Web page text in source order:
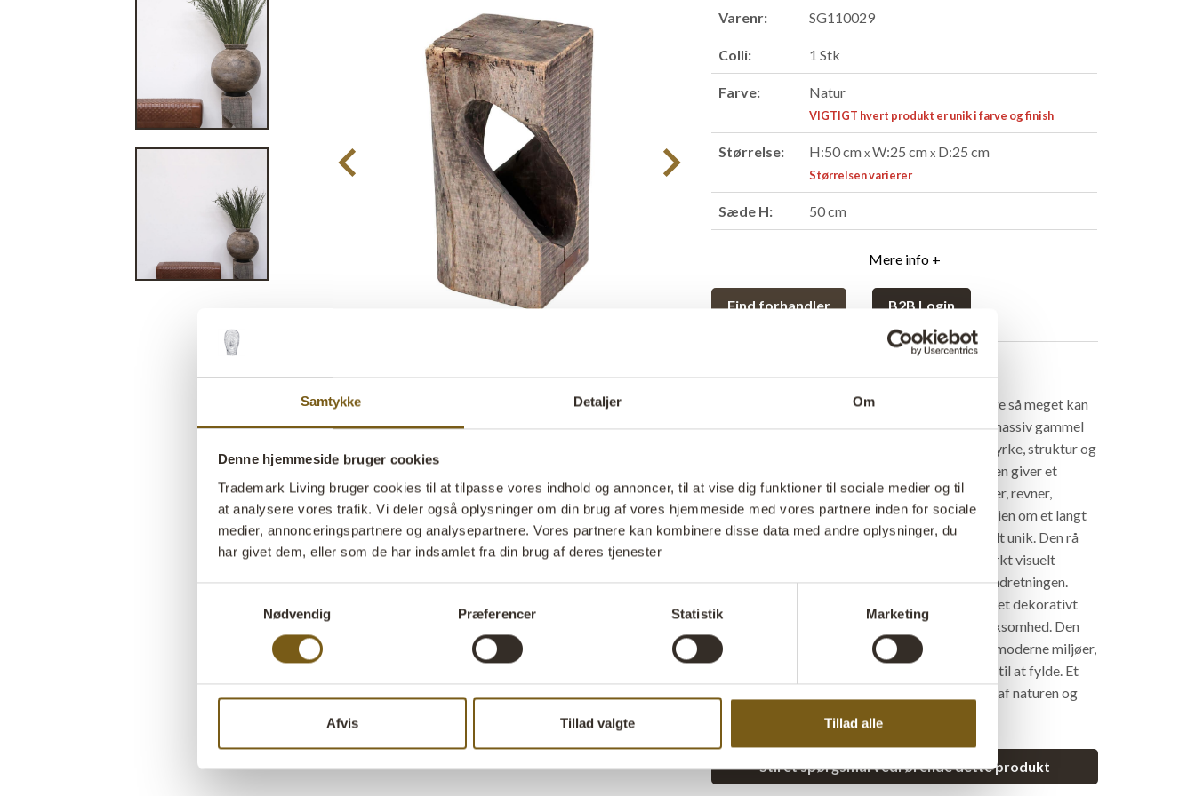
Samtykke Detaljer Om
Denne hjemmeside bruger cookies
Trademark Living bruger cookies til at tilpasse vores indhold og annoncer, til at vise dig funktioner til sociale medier og til
at analysere vores trafik. Vi deler også oplysninger om din brug af vores hjemmeside med vores partnere inden for sociale
medier, annonceringspartnere og analysepartnere. Vores partnere kan kombinere disse data med andre oplysninger, du
har givet dem, eller som de har indsamlet fra din brug af deres tjenester
Nødvendig
Præferencer Statistik Marketing
Afvis Tillad valgte Tillad alle
Varenr: SG110029
Colli: 1 Stk
Farve: Natur
VIGTIGT hvert produkt er unik i farve og finish
Størrelse: H:50 cm xW:25 cm x D:25 cm
Størrelsen varierer
Sæde H: 50 cm
Mere info +
Find forhandler B2B Login
Produktbeskrivelse
Denne skulpturelle skammel er et møbel, der lige så meget kan
betragtes som et kunstværk. Fremstillet af en massiv gammel
træstamme har den bevaret træets naturlige styrke, struktur og
karakter, mens den organiske udskæring i midten giver et
overraskende og næsten skulpturelt udtryk. Årer, revner,
slidmærker og farvevariationer fortæller historien om et langt
liv, og netop disse detaljer gør hver skammel helt unik. Den rå
overflade og den markante form skaber et stærkt visuelt
udtryk, som tilfører varme og personlighed til indretningen.
Brug den som skammel, lille sidebord eller som et dekorativt
element, der kan stå alene og tiltrække opmærksomhed. Den
passer perfekt ind i både rustikke, nordiske og moderne miljøer,
hvor naturlige materialer og unikke fund får lov til at fylde. Et
karakterfuldt møbel med masser af sjæl, skabt af naturen og
Stil et spørgsmål vedrørende dette produkt